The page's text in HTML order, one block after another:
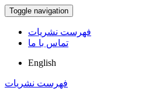
Toggle navigation
فهرست نشریات
تماس با ما
English
فهرست نشریات